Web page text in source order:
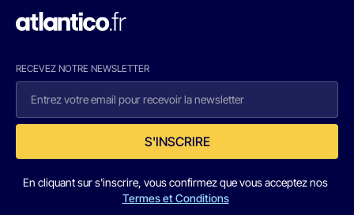
RECEVEZ NOTRE NEWSLETTER
S'INSCRIRE
En cliquant sur s'inscrire, vous confirmez que vous acceptez nos
Termes et Conditions